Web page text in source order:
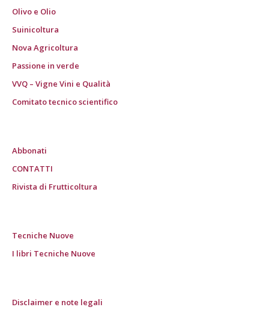
Olivo e Olio
Suinicoltura
Nova Agricoltura
Passione in verde
VVQ – Vigne Vini e Qualità
Comitato tecnico scientifico
Abbonati
CONTATTI
Rivista di Frutticoltura
Tecniche Nuove
I libri Tecniche Nuove
Disclaimer e note legali